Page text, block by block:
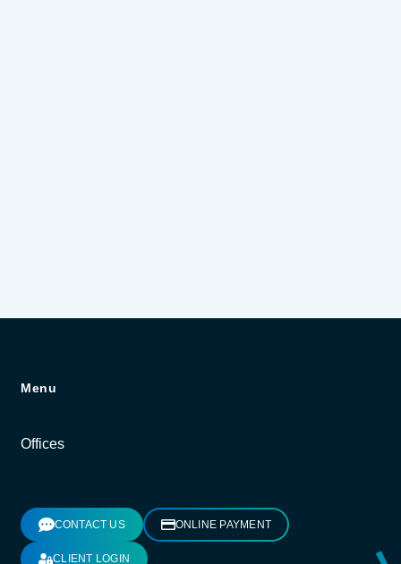
Menu
Offices
CONTACT US ONLINE PAYMENT
CLIENT LOGIN